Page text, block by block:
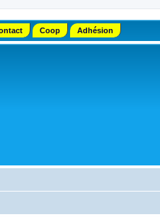
Coop Adhésion